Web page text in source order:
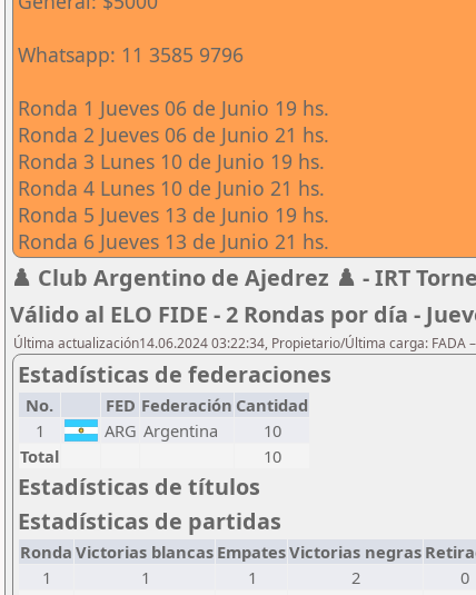
Whatsapp: 11 3585 9796
Ronda 1 Jueves 06 de Junio 19 hs.
Ronda 2 Jueves 06 de Junio 21 hs.
Ronda 3 Lunes 10 de Junio 19 hs.
Ronda 4 Lunes 10 de Junio 21 hs.
Ronda 5 Jueves 13 de Junio 19 hs.
Ronda 6 Jueves 13 de Junio 21 hs.
♟️ Club Argentino de Ajedrez ♟️ - IRT
Válido al ELO FIDE - 2 Rondas por día -
Última actualización14.06.2024 03:22:34, Propietario/Última carga: FADA
Estadísticas de federaciones
No. FED Federación Cantidad
1
ARG Argentina
10
Total
10
Estadísticas de títulos
Estadísticas de partidas
Ronda Victorias blancas EmpatesVictorias negras
1
1 1 2 0